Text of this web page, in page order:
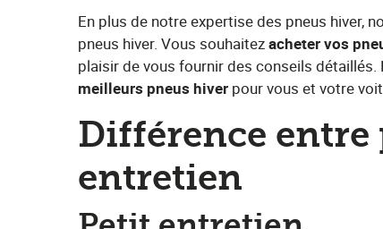
En plus de notre expertise des pneus hiver,
pneus hiver. Vous souhaitez ​acheter vos
plaisir de vous fournir des conseils
meilleurs pneus hiver pour vous et votre
Différence
entretien